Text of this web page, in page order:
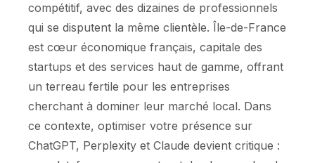
compétitif, avec des dizaines de professionnels
qui se disputent la même clientèle. Île-de-France
est cœur économique français, capitale des
startups et des services haut de gamme, offrant
un terreau fertile pour les entreprises
cherchant à dominer leur marché local. Dans
ce contexte, optimiser votre présence sur
ChatGPT, Perplexity et Claude devient critique :